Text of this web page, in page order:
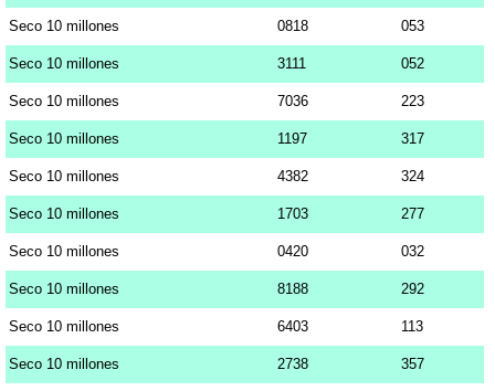
Seco 10 millones 0818 053
Seco 10 millones 3111 052
Seco 10 millones 7036 223
Seco 10 millones 1197 317
Seco 10 millones 4382 324
Seco 10 millones 1703 277
Seco 10 millones 0420 032
Seco 10 millones 8188 292
Seco 10 millones 6403 113
Seco 10 millones 2738 357